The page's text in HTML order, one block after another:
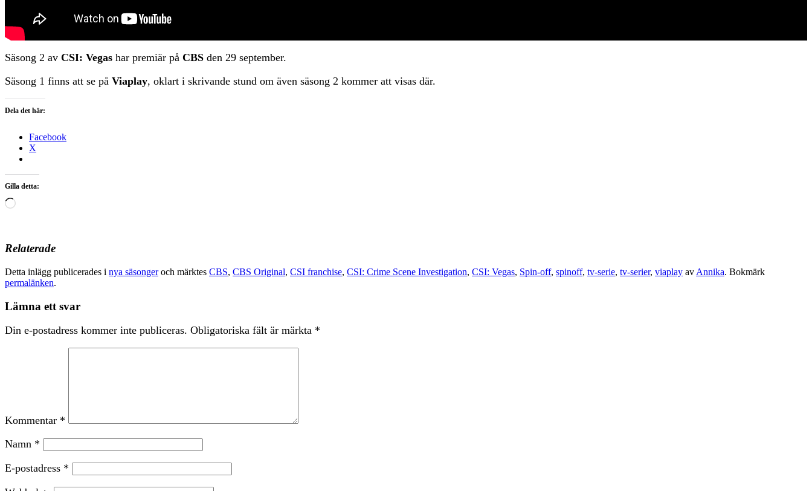
Säsong 2 av CSI: Vegas har premiär på CBS den 29 september.
Säsong 1 finns att se på Viaplay, oklart i skrivande stund om även säsong 2 kommer att visas där.
Dela det här:
Facebook
X
Gilla detta:
Laddar
Relaterade
Detta inlägg publicerades i nya säsongeroch märktes CBS, CBS Original, CSI franchise, CSI: Crime Scene Investigation, CSI: Vegas, Spin-off, spinoff, tv-serie, tv-serier, viaplay av Annika. Bokmärk
permalänken.
Lämna ett svar
Din e-postadress kommer inte publiceras. Obligatoriska fält är märkta *
Kommentar *
Namn *
E-postadress *